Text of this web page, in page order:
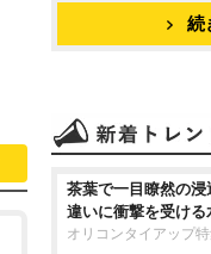
続
茶葉で一目瞭然の浸
違いに衝撃を受ける
オリコンタイアップ